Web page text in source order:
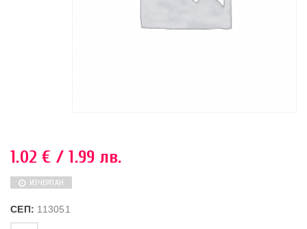
1.02€ / 1.99 лв.
ИЗЧЕРПАН
СЕП: 113051